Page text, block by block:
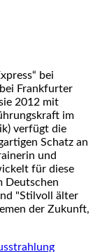
bei
Frankfurter
2012 mit
im
verfügt die
Schatz an
und
für diese
Deutschen
"Stilvoll älter
der Zukunft,